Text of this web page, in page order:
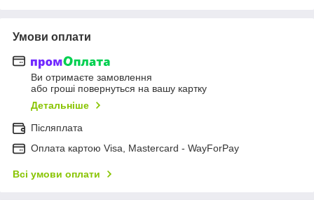
Умови оплати
Ви отримаєте замовлення
або гроші повернуться на вашу картку
Детальніше
Післяплата
Оплата картою Visa, Mastercard - WayForPay
Всі умови оплати